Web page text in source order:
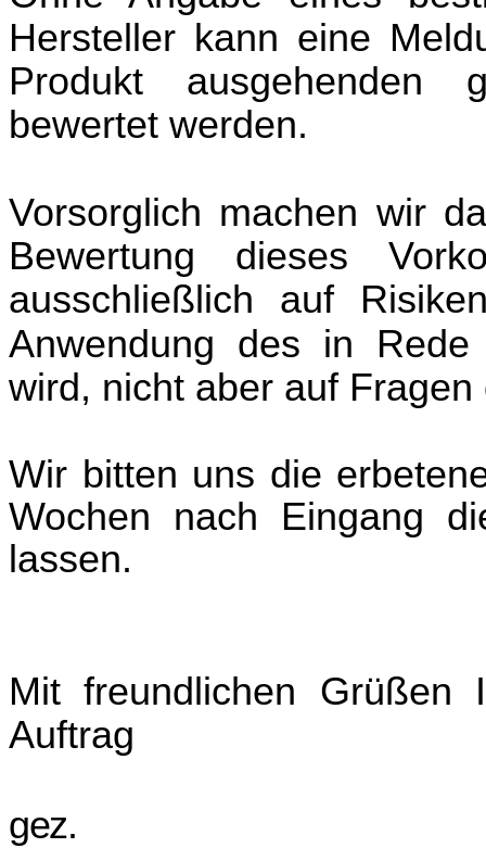
Hersteller kann eine
Produkt ausgehenden
bewertet werden.
Vorsorglich machen wir
Bewertung dieses
ausschließlich auf
Anwendung des in Rede
wird, nicht aber auf
Wir bitten uns die
Wochen nach Eingang
lassen.
Mit freundlichen Grüßen
Auftrag
gez.